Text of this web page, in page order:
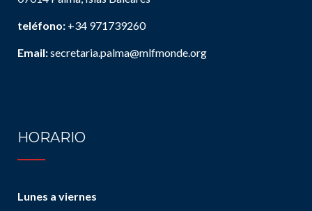
teléfono: +34 971739260
Email:secretaria.palma@mlfmonde.org
HORARIO
Lunes a viernes